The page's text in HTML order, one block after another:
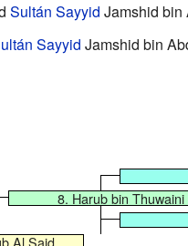
Sultán Sayyid Jamshid bin
Sayyid Jamshid bin
8. Harub bin